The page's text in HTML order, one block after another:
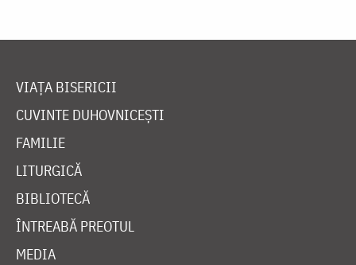
VIAȚA BISERICII
CUVINTE DUHOVNICEȘTI
FAMILIE
LITURGICĂ
BIBLIOTECĂ
ÎNTREABĂ PREOTUL
MEDIA